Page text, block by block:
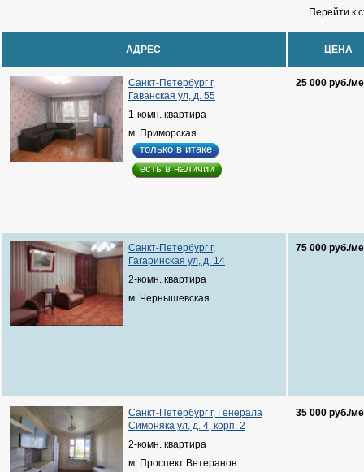
Перейти к
АДРЕС ЦЕНА
Санкт-Петербург г,
Гаванская ул, д. 55
1-комн. квартира
м. Приморская
только в итаке
есть в наличии
25 000 руб./
Санкт-Петербург г,
Гагаринская ул, д. 14
2-комн. квартира
м. Чернышевская
75 000 руб./
Санкт-Петербург г, Генерала
Симоняка ул, д. 4, корп. 2
2-комн. квартира
м. Проспект Ветеранов
35 000 руб./